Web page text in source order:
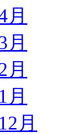
月
月
月
月
月